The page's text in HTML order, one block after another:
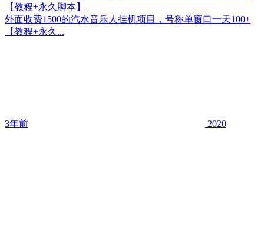
【教程+永久脚本】
外面收费1500的汽水音乐人挂机项目，号称单窗口一天100+
【教程+永久...
3年前 2020